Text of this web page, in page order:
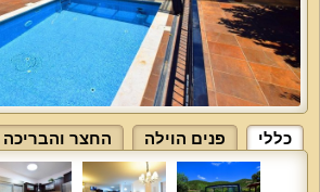
כללי פנים הוילה החצר והבריכה